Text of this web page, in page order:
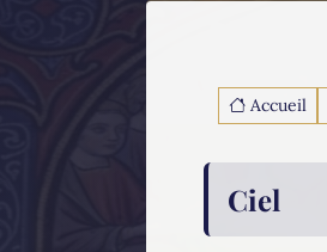
Accueil
Ciel